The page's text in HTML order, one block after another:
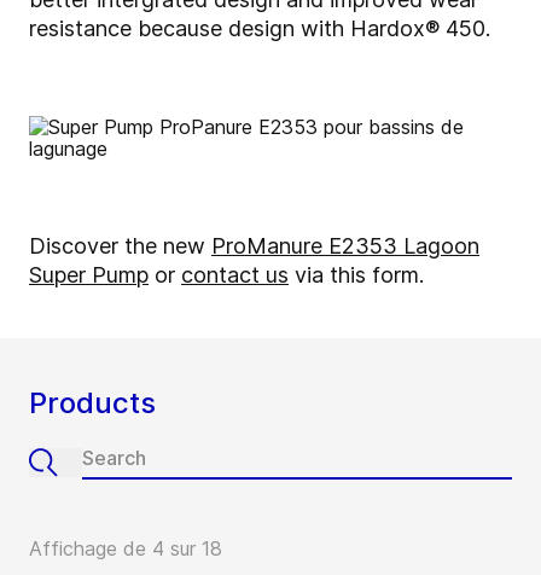
resistance because design with Hardox® 450.
Discover the new ProManure E2353 Lagoon
Super Pump or contact us via this form.
Products
Affichage de 4 sur 18